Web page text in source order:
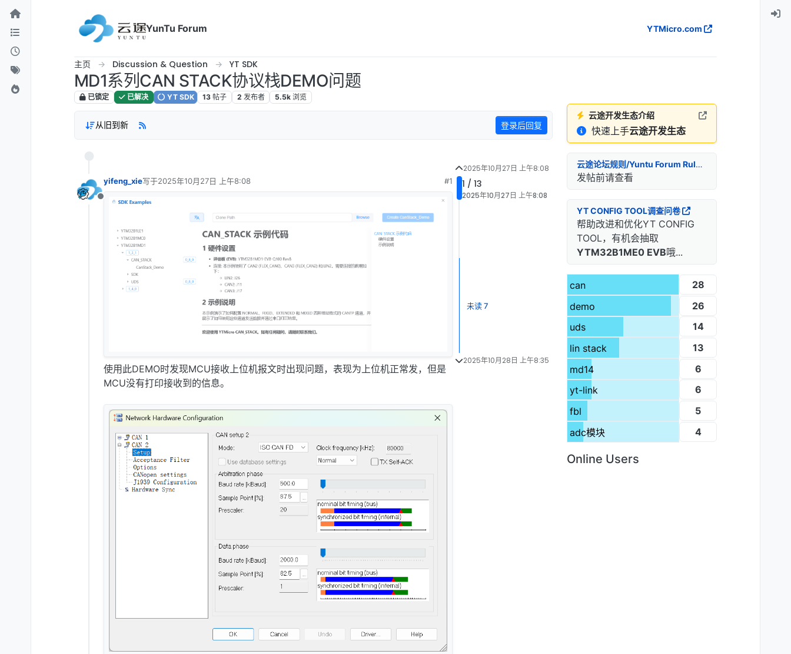
跳转至内容
YunTu Forum
YTMicro.com
主页 Discussion & Question YT SDK
MD1系列CAN STACK协议栈DEMO问题
已锁定 已解决 YT SDK 13 帖子 2 发布者 5.5k 浏览
从旧到新 登录后回复
离线
yifeng_xie写于2025年10月27日 上午8:08
最后由 编辑
#1
使用此DEMO时发现MCU接收上位机报文时出现问题，表现为上位机正常发，但是
MCU没有打印接收到的信息。
2025年10月27日 上午8:08
1 / 13
2025年10月27日 上午8:08
未读 7
2025年10月28日 上午8:35
云途开发生态介绍
快速上手云途开发生态
云途论坛规则/Yuntu Forum Rules
发帖前请查看
YT CONFIG TOOL调查问卷
帮助改进和优化YT CONFIG
TOOL，有机会抽取
YTM32B1ME0 EVB哦...
can
28
demo
26
uds
14
lin stack
13
md14
6
yt-link
6
fbl
5
adc模块
4
Online Users